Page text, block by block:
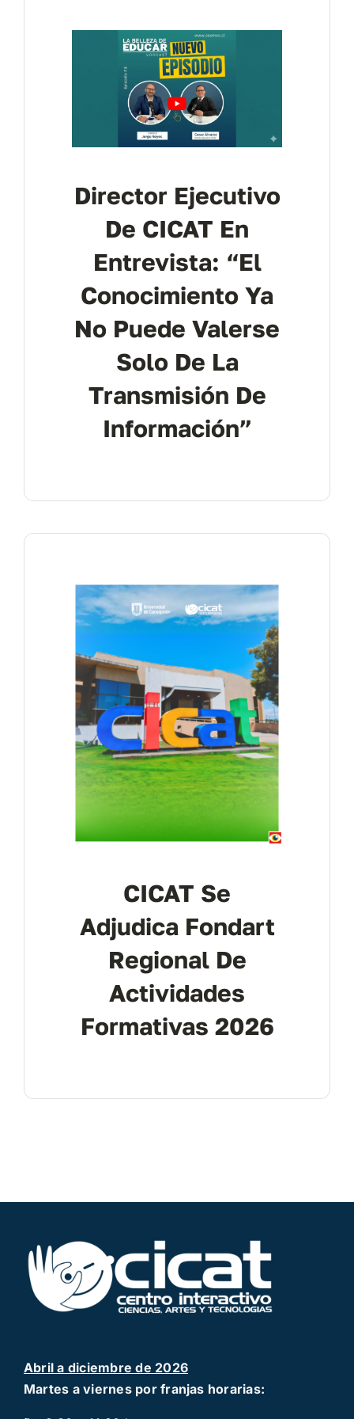
Director Ejecutivo
De CICAT En
Entrevista: “El
Conocimiento Ya
No Puede Valerse
Solo De La
Transmisión De
Información”
CICAT Se
Adjudica Fondart
Regional De
Actividades
Formativas 2026
Abril a diciembre de 2026
Martes a viernes por franjas horarias: